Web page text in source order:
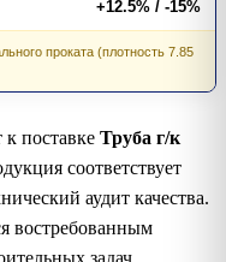
+12.5% / -15%
проката (плотность 7.85
поставке Труба г/к
соответствует
аудит качества.
востребованным
задач.